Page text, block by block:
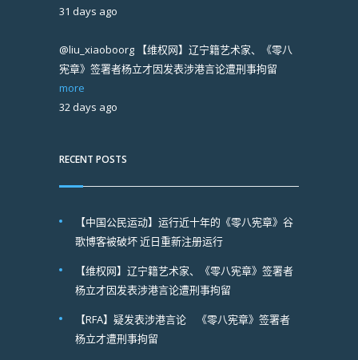
31 days ago
@liu_xiaoboorg 【维权网】辽宁籍艺术家、《零八
宪章》签署者杨立才因发表涉港言论遭刑事拘留
more
32 days ago
RECENT POSTS
【中国公民运动】运行近十年的《零八宪章》谷
歌博客被破坏 近日重新注册运行
【维权网】辽宁籍艺术家、《零八宪章》签署者
杨立才因发表涉港言论遭刑事拘留
【RFA】疑发表涉港言论 《零八宪章》签署者
杨立才遭刑事拘留